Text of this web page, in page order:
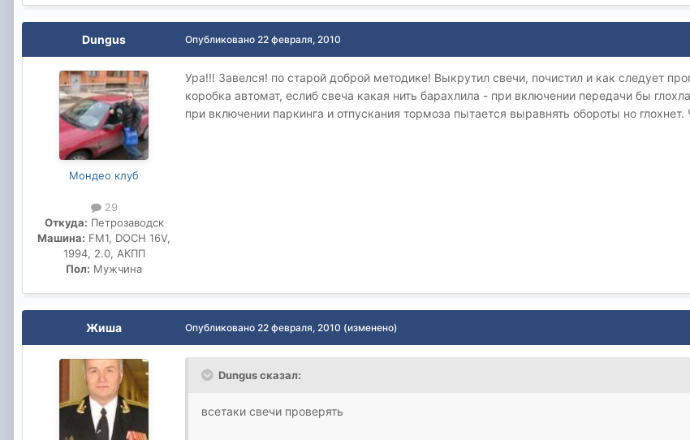
Dungus
Мондео клуб
29
Откуда: Петрозаводск
Машина: FM1, DOCH 16V,
1994, 2.0, АКПП
Пол: Мужчина
Опубликовано 22 февраля, 2010
Ура!!! Завелся! по старой доброй методике! Выкрутил свечи, почистил и как следует
коробка автомат, еслиб свеча какая нить барахлила - при включении передачи бы
при включении паркинга и отпускания тормоза пытается выравнять обороты но
Жиша Опубликовано 22 февраля, 2010 (изменено)
Dungus сказал:
всетаки свечи проверять